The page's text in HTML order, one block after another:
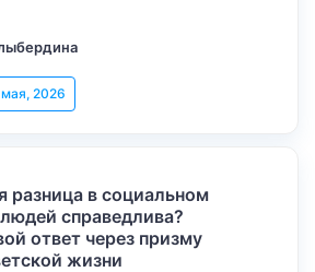
2026
разница в социальном
справедлива?
ответ через призму
жизни